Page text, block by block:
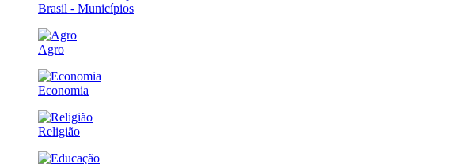
Brasil - Municípios
Agro
Economia
Religião